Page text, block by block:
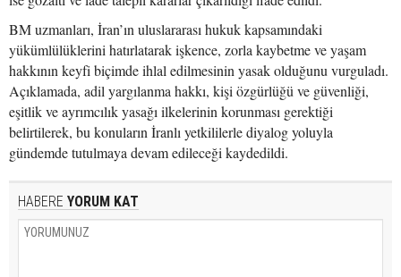
BM uzmanları, İran’ın uluslararası hukuk kapsamındaki
yükümlülüklerini hatırlatarak işkence, zorla kaybetme ve yaşam
hakkının keyfi biçimde ihlal edilmesinin yasak olduğunu vurguladı.
Açıklamada, adil yargılanma hakkı, kişi özgürlüğü ve güvenliği,
eşitlik ve ayrımcılık yasağı ilkelerinin korunması gerektiği
belirtilerek, bu konuların İranlı yetkililerle diyalog yoluyla
gündemde tutulmaya devam edileceği kaydedildi.
HABERE YORUM KAT